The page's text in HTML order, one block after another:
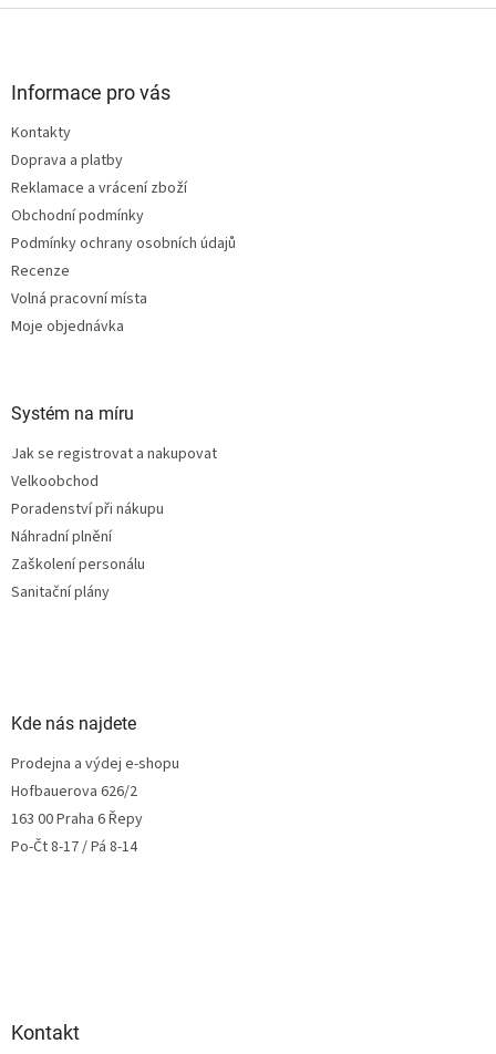
l
Informace pro vás
Kontakty
Doprava a platby
Reklamace a vrácení zboží
Obchodní podmínky
Podmínky ochrany osobních údajů
Recenze
Volná pracovní místa
Moje objednávka
Systém na míru
Jak se registrovat a nakupovat
Velkoobchod
Poradenství při nákupu
Náhradní plnění
Zaškolení personálu
Sanitační plány
Kde nás najdete
Prodejna a výdej e-shopu
Hofbauerova 626/2
163 00 Praha 6 Řepy
Po-Čt 8-17 / Pá 8-14
Kontakt